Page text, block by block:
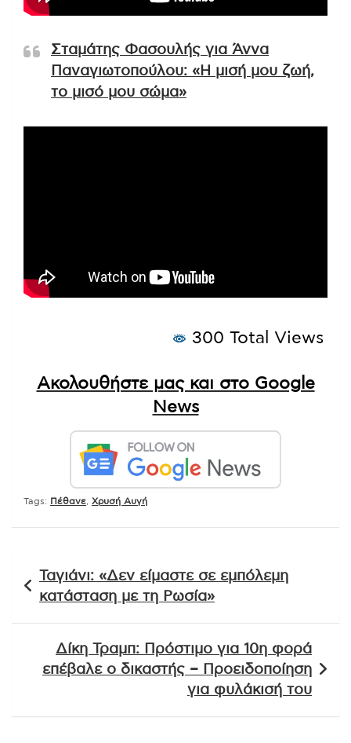
Σταμάτης Φασουλής για Άννα
Παναγιωτοπούλου: «Η μισή μου ζωή,
το μισό μου σώμα»
300 Total Views
Ακολουθήστε μας και στο Google
News
Tags: Πέθανε Χρυσή Αυγή
άρθρων
Ταγιάνι: «Δεν είμαστε σε εμπόλεμη
κατάσταση με τη Ρωσία»
Δίκη Τραμπ: Πρόστιμο για 10η φορά
επέβαλε ο δικαστής – Προειδοποίηση
για φυλάκισή του